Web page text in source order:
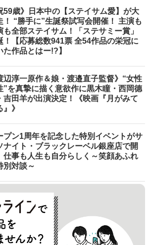
59歳》日本中の【ステイサム愛】が大
！ “勝手に”生誕祭試写会開催！ 主演も
も全部ステイサム！「ステサミー賞」
！【応募総数941票 全54作品の栄冠に
た作品とはー!?】
辺淳一原作＆娘・渡邉直子監督》“女性
”を真摯に描く意欲作に黒木瞳・西岡德
吉田羊が出演決定！《映画『月がみて
』》
プン1周年を記念した特別イベントがサ
ナイト・ブラックレーベル銀座店で開
事も人生も自分らしく～笑顔あふれ
別対談～